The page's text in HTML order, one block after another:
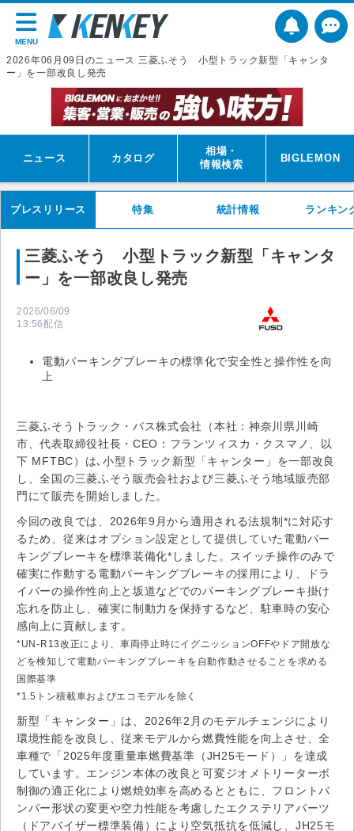
MENU
2026年06月09日のニュース 三菱ふそう 小型トラック新型「キャンタ
ー」を一部改良し発売
ニュース カタログ
相場・
情報検索
BIGLEMON
プレスリリース 特集 統計情報 ランキン
三菱ふそう 小型トラック新型「キャンタ
ー」を一部改良し発売
2026/06/09
13:56 配信
電動パーキングブレーキの標準化で安全性と操作性を向
上
三菱ふそうトラック・バス株式会社（本社：神奈川県川崎
市、代表取締役社長・CEO：フランツィスカ・クスマノ、以
下 MFTBC）は､小型トラック新型「キャンター」を一部改良
し、全国の三菱ふそう販売会社および三菱ふそう地域販売部
門にて販売を開始しました。
今回の改良では、2026年9月から適用される法規制*に対応す
るため、従来はオプション設定として提供していた電動パー
キングブレーキを標準装備化*しました。スイッチ操作のみで
確実に作動する電動パーキングブレーキの採用により、ドラ
イバーの操作性向上と坂道などでのパーキングブレーキ掛け
忘れを防止し、確実に制動力を保持するなど、駐車時の安心
感向上に貢献します。
*UN-R13改正により、車両停止時にイグニッションOFFやドア開放な
どを検知して電動パーキングブレーキを自動作動させることを求める
国際基準
*1.5トン積載車およびエコモデルを除く
新型「キャンター」は、2026年2月のモデルチェンジにより
環境性能を改良し、従来モデルから燃費性能を向上させ、全
車種で「2025年度重量車燃費基準（JH25モード）」を達成
しています。エンジン本体の改良と可変ジオメトリーターボ
制御の適正化により燃焼効率を高めるとともに、フロントバ
ンパー形状の変更や空力性能を考慮したエクステリアパーツ
（ドアバイザー標準装備）により空気抵抗を低減し、JH25モ